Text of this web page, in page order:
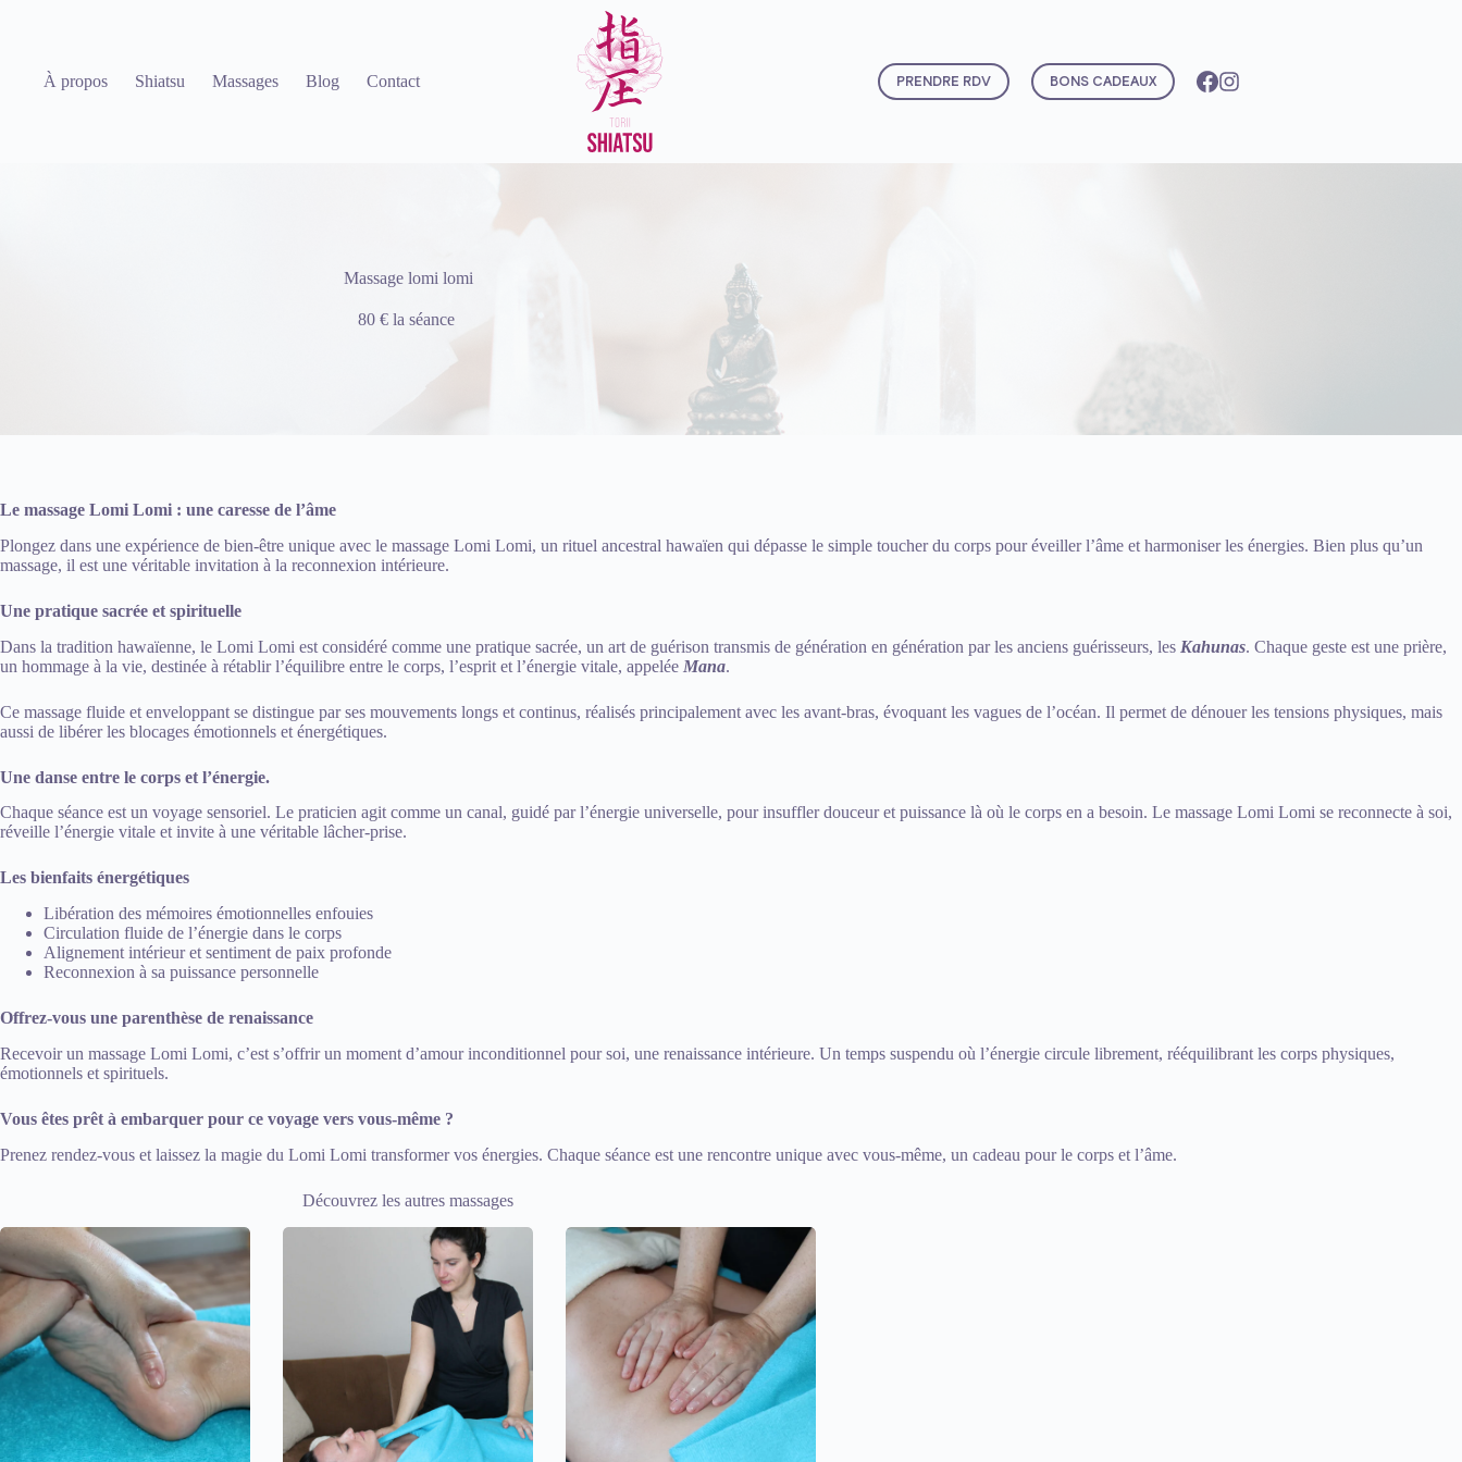
À propos
Shiatsu Massages Blog Contact PRENDRE RDV BONS CADEAUX
Massage lomi lomi
80 € la séance
Le massage Lomi Lomi : une caresse de l’âme
Plongez dans une expérience de bien-être unique avec le massage Lomi Lomi, un rituel ancestral hawaïen qui dépasse le simple toucher du corps pour éveiller l’âme et harmoniser les énergies. Bien plus qu’un
massage, il est une véritable invitation à la reconnexion intérieure.
Une pratique sacrée et spirituelle
Dans la tradition hawaïenne, le Lomi Lomi est considéré comme une pratique sacrée, un art de guérison transmis de génération en génération par les anciens guérisseurs, les Kahunas. Chaque geste est une prière,
un hommage à la vie, destinée à rétablir l’équilibre entre le corps, l’esprit et l’énergie vitale, appelée Mana.
Ce massage fluide et enveloppant se distingue par ses mouvements longs et continus, réalisés principalement avec les avant-bras, évoquant les vagues de l’océan. Il permet de dénouer les tensions physiques, mais
aussi de libérer les blocages émotionnels et énergétiques.
Une danse entre le corps et l’énergie.
Chaque séance est un voyage sensoriel. Le praticien agit comme un canal, guidé par l’énergie universelle, pour insuffler douceur et puissance là où le corps en a besoin. Le massage Lomi Lomi se reconnecte à soi,
réveille l’énergie vitale et invite à une véritable lâcher-prise.
Les bienfaits énergétiques
Libération des mémoires émotionnelles enfouies
Circulation fluide de l’énergie dans le corps
Alignement intérieur et sentiment de paix profonde
Reconnexion à sa puissance personnelle
Offrez-vous une parenthèse de renaissance
Recevoir un massage Lomi Lomi, c’est s’offrir un moment d’amour inconditionnel pour soi, une renaissance intérieure. Un temps suspendu où l’énergie circule librement, rééquilibrant les corps physiques,
émotionnels et spirituels.
Vous êtes prêt à embarquer pour ce voyage vers vous-même ?
Prenez rendez-vous et laissez la magie du Lomi Lomi transformer vos énergies. Chaque séance est une rencontre unique avec vous-même, un cadeau pour le corps et l’âme.
Découvrez les autres massages